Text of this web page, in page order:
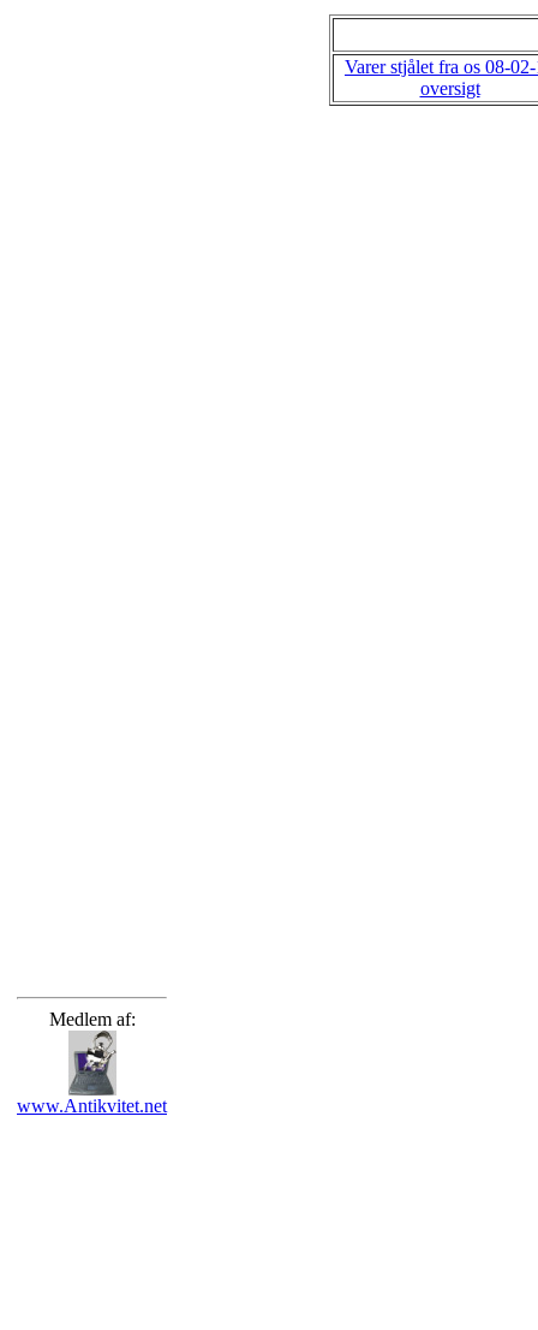
Medlem af:
www.Antikvitet.net
Varer stjålet fra os 08-
oversigt